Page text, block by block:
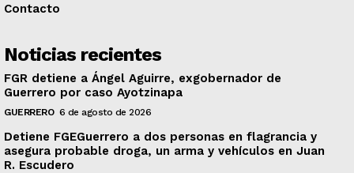
Contacto
Noticias recientes
FGR detiene a Ángel Aguirre, exgobernador de
Guerrero por caso Ayotzinapa
GUERRERO 6 de agosto de 2026
Detiene FGEGuerrero a dos personas en flagrancia y
asegura probable droga, un arma y vehículos en Juan
R. Escudero